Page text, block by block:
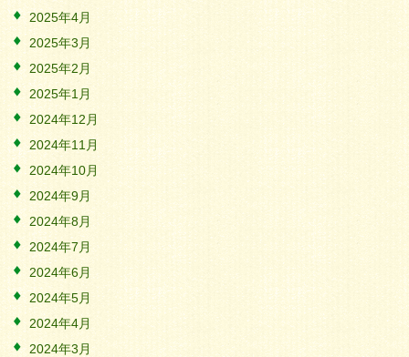
2025年4月
2025年3月
2025年2月
2025年1月
2024年12月
2024年11月
2024年10月
2024年9月
2024年8月
2024年7月
2024年6月
2024年5月
2024年4月
2024年3月